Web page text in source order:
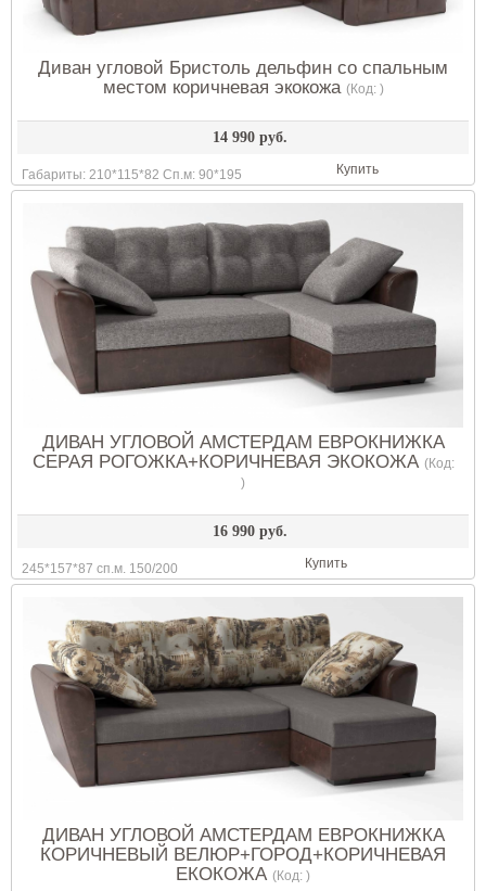
Диван угловой Бристоль дельфин со спальным
местом коричневая экокожа (Код: )
14 990 руб.
Габариты: 210*115*82 Сп.м: 90*195 Купить
ДИВАН УГЛОВОЙ АМСТЕРДАМ ЕВРОКНИЖКА
СЕРАЯ РОГОЖКА+КОРИЧНЕВАЯ ЭКОКОЖА (Код:
)
16 990 руб.
245*157*87 сп.м. 150/200 Купить
ДИВАН УГЛОВОЙ АМСТЕРДАМ ЕВРОКНИЖКА
КОРИЧНЕВЫЙ ВЕЛЮР+ГОРОД+КОРИЧНЕВАЯ
ЕКОКОЖА (Код: )